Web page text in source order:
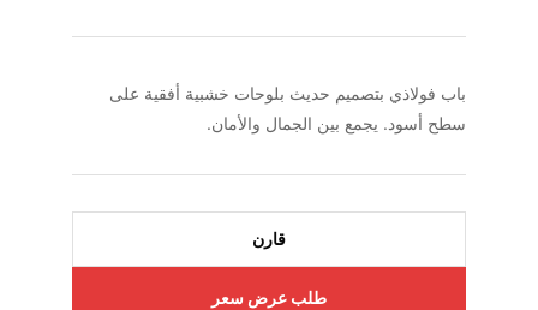
باب فولاذي بتصميم حديث بلوحات خشبية أفقية على
سطح أسود. يجمع بين الجمال والأمان.
قارن
طلب عرض سعر